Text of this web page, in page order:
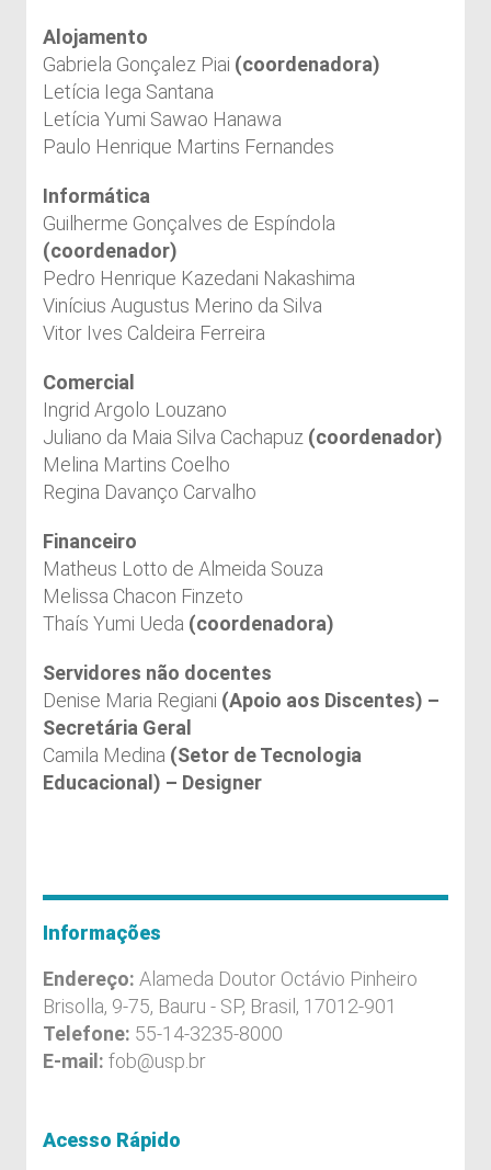
Alojamento
Gabriela Gonçalez Piai (coordenadora)
Letícia Iega Santana
Letícia Yumi Sawao Hanawa
Paulo Henrique Martins Fernandes
Informática
Guilherme Gonçalves de Espíndola
(coordenador)
Pedro Henrique Kazedani Nakashima
Vinícius Augustus Merino da Silva
Vitor Ives Caldeira Ferreira
Comercial
Ingrid Argolo Louzano
Juliano da Maia Silva Cachapuz (coordenador)
Melina Martins Coelho
Regina Davanço Carvalho
Financeiro
Matheus Lotto de Almeida Souza
Melissa Chacon Finzeto
Thaís Yumi Ueda (coordenadora)
Servidores não docentes
Denise Maria Regiani (Apoio aos Discentes) –
Secretária Geral
Camila Medina (Setor de Tecnologia
Educacional) – Designer
Informações
Endereço: Alameda Doutor Octávio Pinheiro
Brisolla, 9-75, Bauru - SP, Brasil, 17012-901
Telefone: 55-14-3235-8000
E-mail: fob@usp.br
Acesso Rápido